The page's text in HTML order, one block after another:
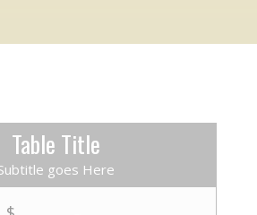
Table Title
goes Here